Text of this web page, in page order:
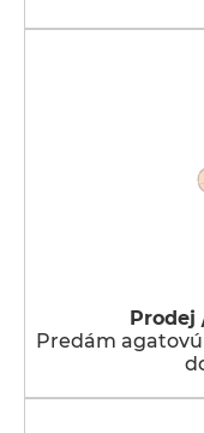
Prodej
Predám